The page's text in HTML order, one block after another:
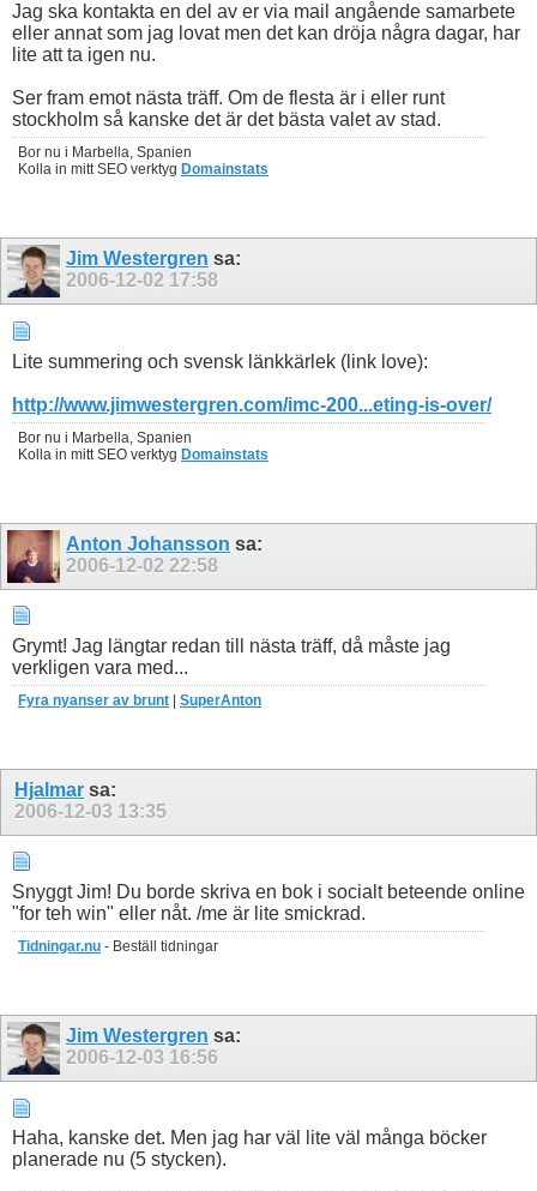
Jag ska kontakta en del av er via mail angående samarbete
eller annat som jag lovat men det kan dröja några dagar, har
lite att ta igen nu.
Ser fram emot nästa träff. Om de flesta är i eller runt
stockholm så kanske det är det bästa valet av stad.
Bor nu i Marbella, Spanien
Kolla in mitt SEO verktyg Domainstats
Jim Westergren sa:
2006-12-02 17:58
Lite summering och svensk länkkärlek (link love):
http://www.jimwestergren.com/imc-200...eting-is-over/
Bor nu i Marbella, Spanien
Kolla in mitt SEO verktyg Domainstats
Anton Johansson sa:
2006-12-02 22:58
Grymt! Jag längtar redan till nästa träff, då måste jag
verkligen vara med...
Fyra nyanser av brunt | SuperAnton
Hjalmar sa:
2006-12-03 13:35
Snyggt Jim! Du borde skriva en bok i socialt beteende online
"for teh win" eller nåt. /me är lite smickrad.
Tidningar.nu - Beställ tidningar
Jim Westergren sa:
2006-12-03 16:56
Haha, kanske det. Men jag har väl lite väl många böcker
planerade nu (5 stycken).